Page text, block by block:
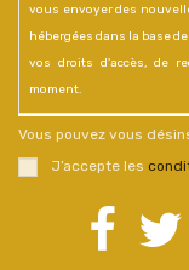
vous envoyer des
hébergées dans la base
vos droits d'accès, de
moment.
Vous pouvez vous
J’accepte les